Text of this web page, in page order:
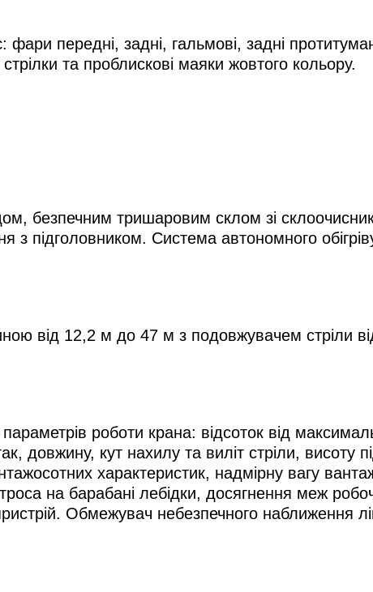
передні, задні, гальмові, задні
та проблискові маяки жовтого кольору.
безпечним тришаровим склом зі
з підголовником. Система автономного
від 12,2 м до 47 м з подовжувачем стріли
роботи крана: відсоток від
довжину, кут нахилу та виліт стріли, висоту
характеристик, надмірну вагу
троса на барабані лебідки, досягнення меж
Обмежувач небезпечного наближення